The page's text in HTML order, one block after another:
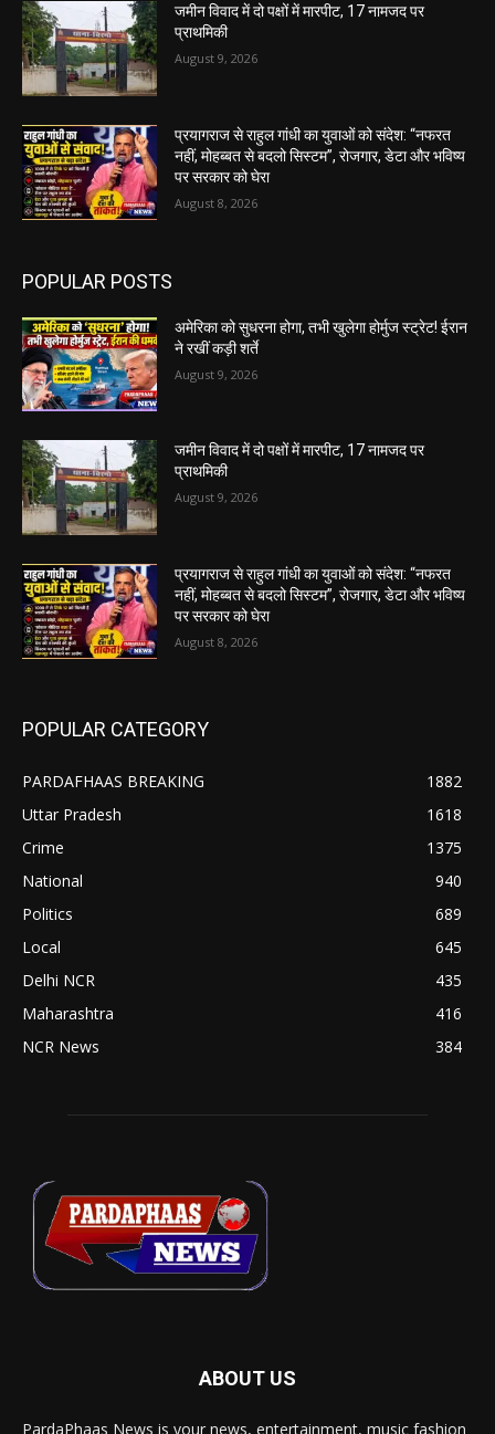
जमीन विवाद में दो पक्षों में मारपीट, 17 नामजद पर
प्राथमिकी
August 9, 2026
प्रयागराज से राहुल गांधी का युवाओं को संदेश: “नफरत
नहीं, मोहब्बत से बदलो सिस्टम”, रोजगार, डेटा और भविष्य
पर सरकार को घेरा
August 8, 2026
POPULAR POSTS
अमेरिका को सुधरना होगा, तभी खुलेगा होर्मुज स्ट्रेट! ईरान
ने रखीं कड़ी शर्ते
August 9, 2026
जमीन विवाद में दो पक्षों में मारपीट, 17 नामजद पर
प्राथमिकी
August 9, 2026
प्रयागराज से राहुल गांधी का युवाओं को संदेश: “नफरत
नहीं, मोहब्बत से बदलो सिस्टम”, रोजगार, डेटा और भविष्य
पर सरकार को घेरा
August 8, 2026
POPULAR CATEGORY
PARDAFHAAS BREAKING
1882
Uttar Pradesh
1618
Crime
1375
National
940
Politics
689
Local
645
Delhi NCR
435
Maharashtra
416
NCR News
384
ABOUT US
PardaPhaas News is your news, entertainment, music fashion